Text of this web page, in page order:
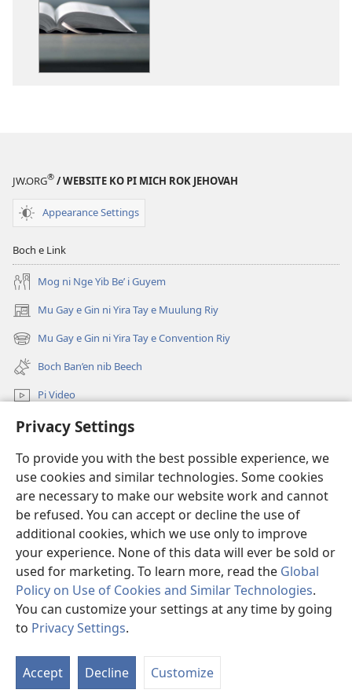
Privacy Settings
To provide you with the best possible experience, we
use cookies and similar technologies. Some cookies
are necessary to make our website work and cannot
be refused. You can accept or decline the use of
additional cookies, which we use only to improve
your experience. None of this data will ever be sold or
used for marketing. To learn more, read the Global
Policy on Use of Cookies and Similar Technologies.
You can customize your settings at any time by going
to Privacy Settings.
Accept Decline Customize
Fil
JW.ORG® / WEBSITE KO PI MICH ROK JEHOVAH
Appearance Settings
Boch e Link
Mog ni Nge Yib Be’ i Guyem
Mu Gay e Gin ni Yira Tay e Muulung Riy
(opens
new
window)
Mu Gay e Gin ni Yira Tay e Convention Riy
(opens
new
window)
Boch Ban’en nib Beech
Pi Video
Mu Gay
Salpiy ni Ayuw
(opens
new
window)LIBRARY U ONLINE ni Fan ko Wulyang ko Damit™
(opens
new
JW Hub ®
(opens
new
window)
Copyright© 2026 Watch Tower Bible and Tract Society of Pennsylvania.
ROGON NI NGAN FANAY